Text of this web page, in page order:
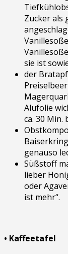
Zucker als
sie ist
der
Alufolie
ca. 30 Min.
genauso
Süßstoff
lieber
oder
ist mehr“.
• Kaffeetafel